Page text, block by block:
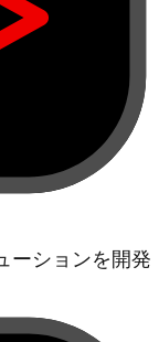
ーションを開発